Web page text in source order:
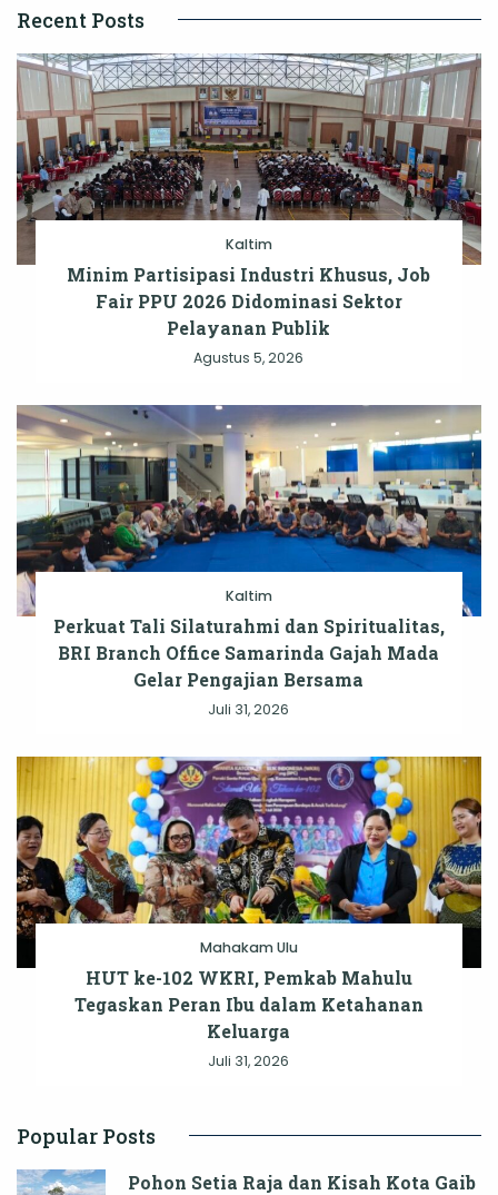
Recent Posts
Kaltim
Minim Partisipasi Industri Khusus, Job
Fair PPU 2026 Didominasi Sektor
Pelayanan Publik
Agustus 5, 2026
Kaltim
Perkuat Tali Silaturahmi dan Spiritualitas,
BRI Branch Office Samarinda Gajah Mada
Gelar Pengajian Bersama
Juli 31, 2026
Mahakam Ulu
HUT ke-102 WKRI, Pemkab Mahulu
Tegaskan Peran Ibu dalam Ketahanan
Keluarga
Juli 31, 2026
Popular Posts
Pohon Setia Raja dan Kisah Kota Gaib